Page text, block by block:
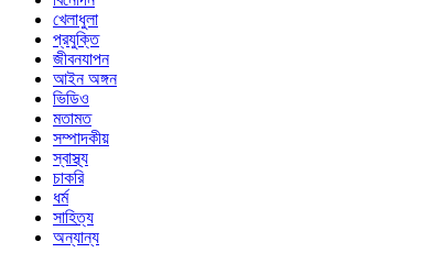
খেলাধুলা
প্রযুক্তি
জীবনযাপন
আইন অঙ্গন
ভিডিও
মতামত
সম্পাদকীয়
স্বাস্থ্য
চাকরি
ধর্ম
সাহিত্য
অন্যান্য